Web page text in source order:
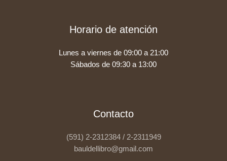
Horario de atención
Lunes a viernes de 09:00 a 21:00
Sábados de 09:30 a 13:00
Contacto
(591) 2-2312384 / 2-2311949
bauldellibro@gmail.com